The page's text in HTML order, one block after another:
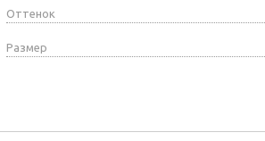
Оттенок
Размер